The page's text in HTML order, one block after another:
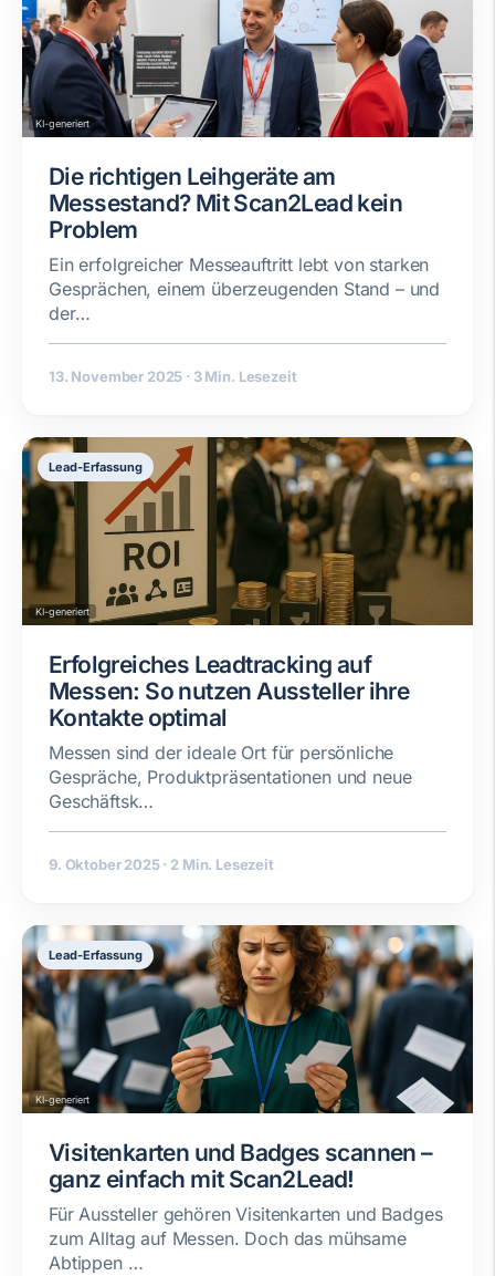
KI-generiert
Die richtigen Leihgeräte am
Messestand? Mit Scan2Lead kein
Problem
Ein erfolgreicher Messeauftritt lebt von starken
Gesprächen, einem überzeugenden Stand – und
der…
13. November 2025 · 3 Min. Lesezeit
Lead-Erfassung
KI-generiert
Erfolgreiches Leadtracking auf
Messen: So nutzen Aussteller ihre
Kontakte optimal
Messen sind der ideale Ort für persönliche
Gespräche, Produktpräsentationen und neue
Geschäftsk…
9. Oktober 2025 · 2 Min. Lesezeit
Lead-Erfassung
KI-generiert
Visitenkarten und Badges scannen –
ganz einfach mit Scan2Lead!
Für Aussteller gehören Visitenkarten und Badges
zum Alltag auf Messen. Doch das mühsame
Abtippen …